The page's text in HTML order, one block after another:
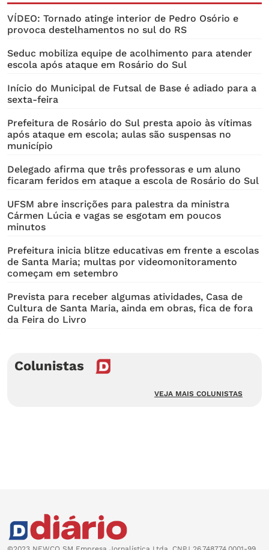
VÍDEO: Tornado atinge interior de Pedro Osório e
provoca destelhamentos no sul do RS
Seduc mobiliza equipe de acolhimento para atender
escola após ataque em Rosário do Sul
Início do Municipal de Futsal de Base é adiado para a
sexta-feira
Prefeitura de Rosário do Sul presta apoio às vítimas
após ataque em escola; aulas são suspensas no
município
Delegado afirma que três professoras e um aluno
ficaram feridos em ataque a escola de Rosário do Sul
UFSM abre inscrições para palestra da ministra
Cármen Lúcia e vagas se esgotam em poucos
minutos
Prefeitura inicia blitze educativas em frente a escolas
de Santa Maria; multas por videomonitoramento
começam em setembro
Prevista para receber algumas atividades, Casa de
Cultura de Santa Maria, ainda em obras, fica de fora
da Feira do Livro
Colunistas
VEJA MAIS COLUNISTAS